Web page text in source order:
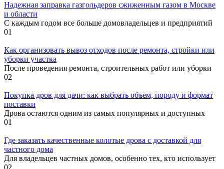
Надежная заправка газгольдеров сжиженным газом в Москве
и области
С каждым годом все больше домовладельцев и предприятий
01
Как организовать вывоз отходов после ремонта, стройки или
уборки участка
После проведения ремонта, строительных работ или уборки
02
Покупка дров для дачи: как выбрать объем, породу и формат
поставки
Дрова остаются одним из самых популярных и доступных
01
Где заказать качественные колотые дрова с доставкой для
частного дома
Для владельцев частных домов, особенно тех, кто использует